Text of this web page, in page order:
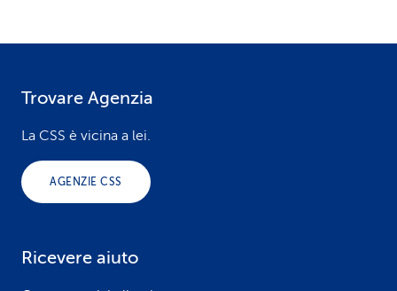
Trovare Agenzia
La CSS è vicina a lei.
AGENZIE CSS
Ricevere aiuto